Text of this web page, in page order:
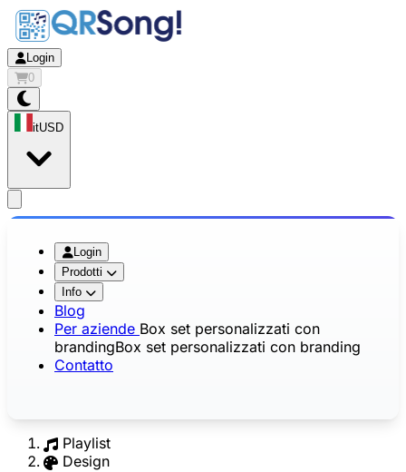
Login
0
itUSD
Login
Prodotti
Info
Blog
Per aziende Box set personalizzati con
brandingBox set personalizzati con branding
Contatto
Playlist
Design